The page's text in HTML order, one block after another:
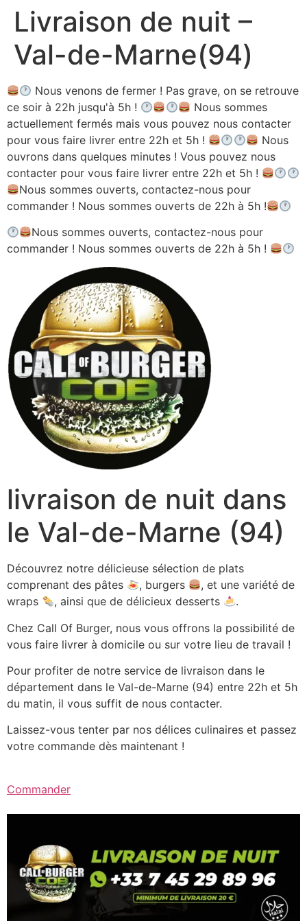
Aller
contenu
Livraison de nuit –
Val-de-Marne(94)
Nous venons de fermer ! Pas grave, on se retrouve
ce soir à 22h jusqu'à 5h !
Nous sommes
actuellement fermés mais vous pouvez nous contacter
pour vous faire livrer entre 22h et 5h !
Nous
ouvrons dans quelques minutes ! Vous pouvez nous
contacter pour vous faire livrer entre 22h et 5h !
Nous sommes ouverts, contactez-nous pour
commander ! Nous sommes ouverts de 22h à 5h !
Nous sommes ouverts, contactez-nous pour
commander ! Nous sommes ouverts de 22h à 5h !
livraison de nuit dans
le Val-de-Marne (94)
Découvrez notre délicieuse sélection de plats
comprenant des pâtes
, burgers
, et une variété de
wraps
, ainsi que de délicieux desserts
.
Chez Call Of Burger, nous vous offrons la possibilité de
vous faire livrer à domicile ou sur votre lieu de travail !
Pour profiter de notre service de livraison dans le
département dans le Val-de-Marne (94) entre 22h et 5h
du matin, il vous suffit de nous contacter.
Laissez-vous tenter par nos délices culinaires et passez
votre commande dès maintenant !
Commander